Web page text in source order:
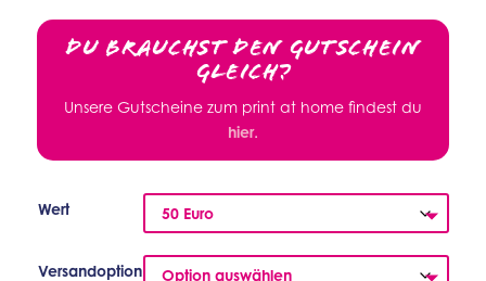
Du brauchst den Gutschein
gleich?
Unsere Gutscheine zum print at home findest du
hier.
Wert
Versandoption